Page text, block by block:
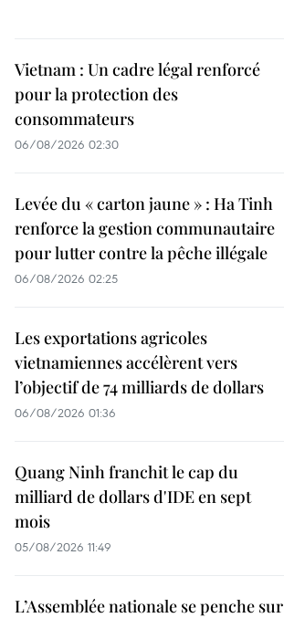
Vietnam : Un cadre légal renforcé
pour la protection des
consommateurs
06/08/2026 02:30
Levée du « carton jaune » : Ha Tinh
renforce la gestion communautaire
pour lutter contre la pêche illégale
06/08/2026 02:25
Les exportations agricoles
vietnamiennes accélèrent vers
l’objectif de 74 milliards de dollars
06/08/2026 01:36
Quang Ninh franchit le cap du
milliard de dollars d'IDE en sept
mois
05/08/2026 11:49
L’Assemblée nationale se penche sur